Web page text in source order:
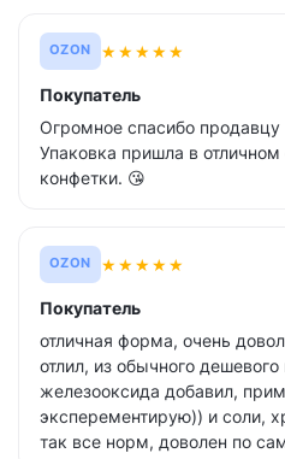
OZON ★★★★★
Покупатель
Огромное спасибо
Упаковка пришла в
конфетки. 😘
OZON ★★★★★
Покупатель
отличная форма, очень
отлил, из обычного дешевого
железооксида добавил,
эксперементирую)) и соли,
так все норм, доволен по